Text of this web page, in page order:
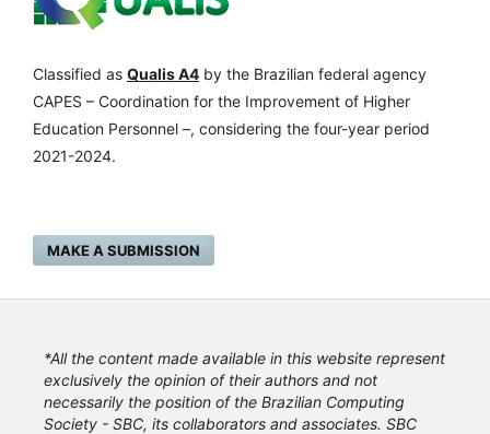
Classified as Qualis A4 by the Brazilian federal agency
CAPES – Coordination for the Improvement of Higher
Education Personnel –, considering the four-year period
2021-2024.
MAKE A SUBMISSION
*All the content made available in this website represent
exclusively the opinion of their authors and not
necessarily the position of the Brazilian Computing
Society - SBC, its collaborators and associates. SBC